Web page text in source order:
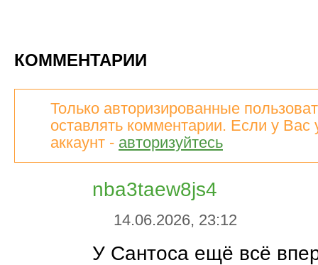
КОММЕНТАРИИ
Только авторизированные
оставлять комментарии. Если у Вас
аккаунт - авторизуйтесь
nba3taew8js4
14.06.2026, 23:12
У Сантоса ещё всё